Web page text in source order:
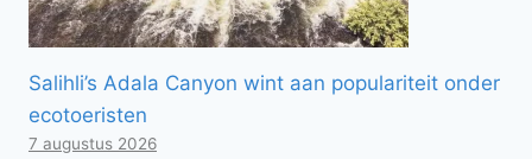
Salihli’s Adala Canyon wint aan populariteit onder
ecotoeristen
7 augustus 2026